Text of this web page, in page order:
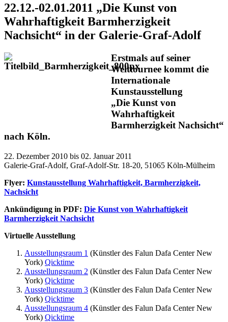
22.12.-02.01.2011 „Die Kunst von
Wahrhaftigkeit Barmherzigkeit
Nachsicht“ in der Galerie-Graf-Adolf
Erstmals auf seiner
Welttournee kommt die
Internationale
Kunstausstellung
„Die Kunst von
Wahrhaftigkeit
Barmherzigkeit Nachsicht“
nach Köln.
22. Dezember 2010 bis 02. Januar 2011
Galerie-Graf-Adolf, Graf-Adolf-Str. 18-20, 51065 Köln-Mülheim
Flyer: Kunstausstellung Wahrhaftigkeit, Barmherzigkeit,
Nachsicht
Ankündigung in PDF: Die Kunst von Wahrhaftigkeit
Barmherzigkeit Nachsicht
Virtuelle Ausstellung
Ausstellungsraum 1 (Künstler des Falun Dafa Center New
York) Qicktime
Ausstellungsraum 2 (Künstler des Falun Dafa Center New
York) Qicktime
Ausstellungsraum 3 (Künstler des Falun Dafa Center New
York) Qicktime
Ausstellungsraum 4 (Künstler des Falun Dafa Center New
York) Qicktime